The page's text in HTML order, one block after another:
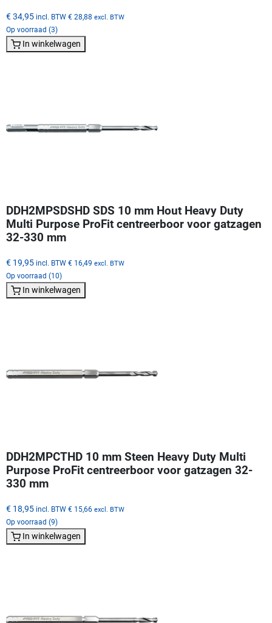
€ 34,95 incl. BTW € 28,88 excl. BTW
Op voorraad (3)
In winkelwagen
DDH2MPSDSHD SDS 10 mm Hout Heavy Duty
Multi Purpose ProFit centreerboor voor gatzagen
32-330 mm
€ 19,95 incl. BTW € 16,49 excl. BTW
Op voorraad (10)
In winkelwagen
DDH2MPCTHD 10 mm Steen Heavy Duty Multi
Purpose ProFit centreerboor voor gatzagen 32-
330 mm
€ 18,95 incl. BTW € 15,66 excl. BTW
Op voorraad (9)
In winkelwagen